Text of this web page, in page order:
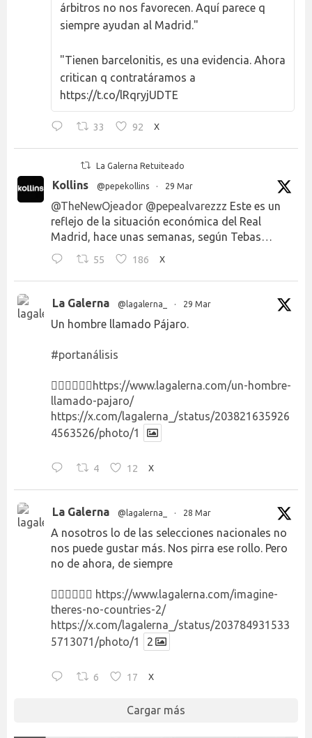
árbitros no nos favorecen. Aquí parece q
siempre ayudan al Madrid."
"Tienen barcelonitis, es una evidencia. Ahora
critican q contratáramos a
https://t.co/lRqryjUDTE
33 92 X
La Galerna Retuiteado
Kollins @pepekollins · 29 Mar
@TheNewOjeador @pepealvarezzz Este es un
reflejo de la situación económica del Real
Madrid, hace unas semanas, según Tebas…
55 186 X
La Galerna @lagalerna_ · 29 Mar
Un hombre llamado Pájaro.
#portanálisis
👉🏻👉🏻👉🏻 https://www.lagalerna.com/un-hombre-
llamado-pajaro/
https://x.com/lagalerna_/status/203821635926
4563526/photo/1
4 12 X
La Galerna @lagalerna_ · 28 Mar
A nosotros lo de las selecciones nacionales no
nos puede gustar más. Nos pirra ese rollo. Pero
no de ahora, de siempre
👉🏻👉🏻👉🏻 https://www.lagalerna.com/imagine-
theres-no-countries-2/
https://x.com/lagalerna_/status/203784931533
5713071/photo/1
2
6 17 X
Cargar más